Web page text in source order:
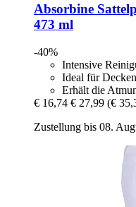
Absorbine
473 ml
-40%
Intensive
Ideal für
Erhält die
€ 16,74 € 27,99 (€
Zustellung bis 08.